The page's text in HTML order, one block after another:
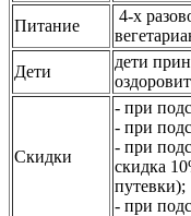
Питание
4-х
Дети
дети
Скидки
- при
- при
- при
скидка
путевки);
- при